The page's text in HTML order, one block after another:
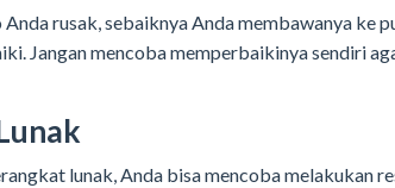
rusak, sebaiknya Anda membawanya ke
Jangan mencoba memperbaikinya sendiri
lunak, Anda bisa mencoba melakukan